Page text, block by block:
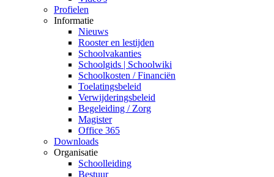
Profielen
Informatie
Nieuws
Rooster en lestijden
Schoolvakanties
Schoolgids | Schoolwiki
Schoolkosten / Financiën
Toelatingsbeleid
Verwijderingsbeleid
Begeleiding / Zorg
Magister
Office 365
Downloads
Organisatie
Schoolleiding
Bestuur